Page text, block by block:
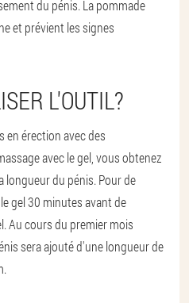
du pénis. La pommade
et prévient les signes
L'OUTIL?
en érection avec des
avec le gel, vous obtenez
longueur du pénis. Pour de
gel 30 minutes avant de
Au cours du premier mois
sera ajouté d'une longueur de